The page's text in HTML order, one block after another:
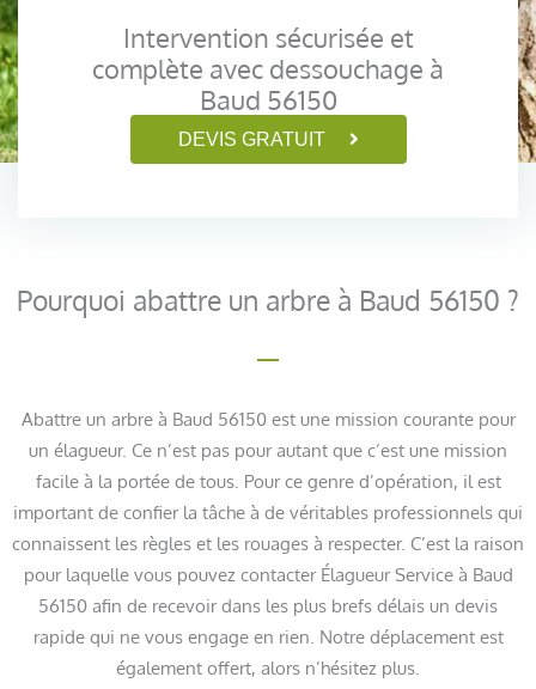
Intervention sécurisée et
complète avec dessouchage à
Baud 56150
DEVIS GRATUIT
Pourquoi abattre un arbre à Baud 56150 ?
Abattre un arbre à Baud 56150 est une mission courante pour
un élagueur. Ce n’est pas pour autant que c’est une mission
facile à la portée de tous. Pour ce genre d’opération, il est
important de confier la tâche à de véritables professionnels qui
connaissent les règles et les rouages à respecter. C’est la raison
pour laquelle vous pouvez contacter Élagueur Service à Baud
56150 afin de recevoir dans les plus brefs délais un devis
rapide qui ne vous engage en rien. Notre déplacement est
également offert, alors n’hésitez plus.